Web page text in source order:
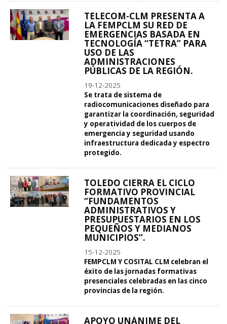
TELECOM-CLM PRESENTA A
LA FEMPCLM SU RED DE
EMERGENCIAS BASADA EN
TECNOLOGÍA “TETRA” PARA
USO DE LAS
ADMINISTRACIONES
PÚBLICAS DE LA REGIÓN.
19-12-2025
Se trata de sistema de
radiocomunicaciones diseñado para
garantizar la coordinación, seguridad
y operatividad de los cuerpos de
emergencia y seguridad usando
infraestructura dedicada y espectro
protegido.
TOLEDO CIERRA EL CICLO
FORMATIVO PROVINCIAL
“FUNDAMENTOS
ADMINISTRATIVOS Y
PRESUPUESTARIOS EN LOS
PEQUEÑOS Y MEDIANOS
MUNICIPIOS”.
15-12-2025
FEMPCLM Y COSITAL CLM celebran el
éxito de las jornadas formativas
presenciales celebradas en las cinco
provincias de la región.
APOYO UNÁNIME DEL